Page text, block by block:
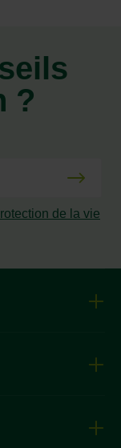
?
de la vie